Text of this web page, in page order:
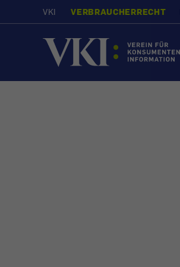
VKI VERBRAUCHERRECHT
Startseite